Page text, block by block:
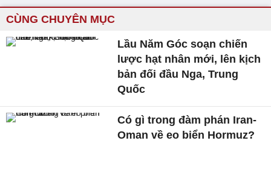
CÙNG CHUYÊN MỤC
Lầu Năm Góc soạn chiến
lược hạt nhân mới, lên kịch
bản đối đầu Nga, Trung
Quốc
Có gì trong đàm phán Iran-
Oman về eo biển Hormuz?